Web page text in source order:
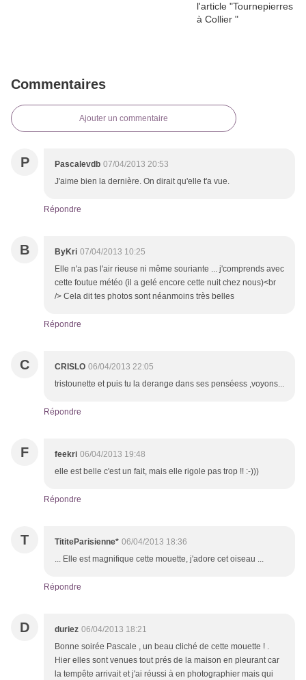
Commentaires
Ajouter un commentaire
P Pascalevdb 07/04/2013 20:53
J'aime bien la dernière. On dirait qu'elle t'a vue.
Répondre
B ByKri 07/04/2013 10:25
Elle n'a pas l'air rieuse ni même souriante ... j'comprends avec
cette foutue météo (il a gelé encore cette nuit chez nous)<br
/> Cela dit tes photos sont néanmoins très belles
Répondre
C CRISLO 06/04/2013 22:05
tristounette et puis tu la derange dans ses penséess ,voyons...
Répondre
F feekri 06/04/2013 19:48
elle est belle c'est un fait, mais elle rigole pas trop !! :-)))
Répondre
T TititeParisienne* 06/04/2013 18:36
... Elle est magnifique cette mouette, j'adore cet oiseau ...
Répondre
D duriez 06/04/2013 18:21
Bonne soirée Pascale , un beau cliché de cette mouette ! .
Hier elles sont venues tout prés de la maison en pleurant car
la tempête arrivait et j'ai réussi à en photographier mais qui